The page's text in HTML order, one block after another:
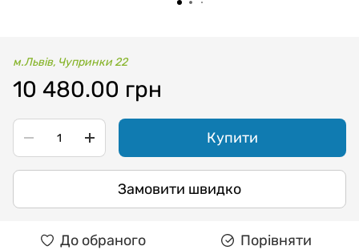
м.Львів, Чупринки 22
10 480.00 грн
Купити
Замовити швидко
До обраного Порівняти